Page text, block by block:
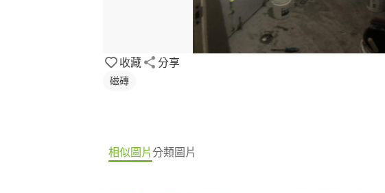
收藏 分享
磁磚
相似圖片分類圖片